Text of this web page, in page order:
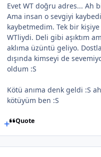
Evet WT doğru adres... Ah
Ama insan o sevgiyi
kaybetmedim. Tek bir kişiye
WTliydi. Deli gibi aşıktım
aklıma üzüntü geliyo.
dışında kimseyi de
oldum :S
Kötü anıma denk geldi :S
kötüyüm ben :S
Quote